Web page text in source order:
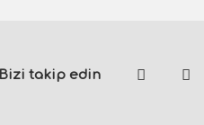
Bizi takip edin